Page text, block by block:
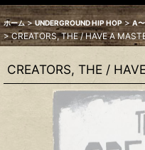
ホーム > UNDERGROUND HIP HOP > A
> CREATORS, THE / HAVE A
CREATORS, THE /